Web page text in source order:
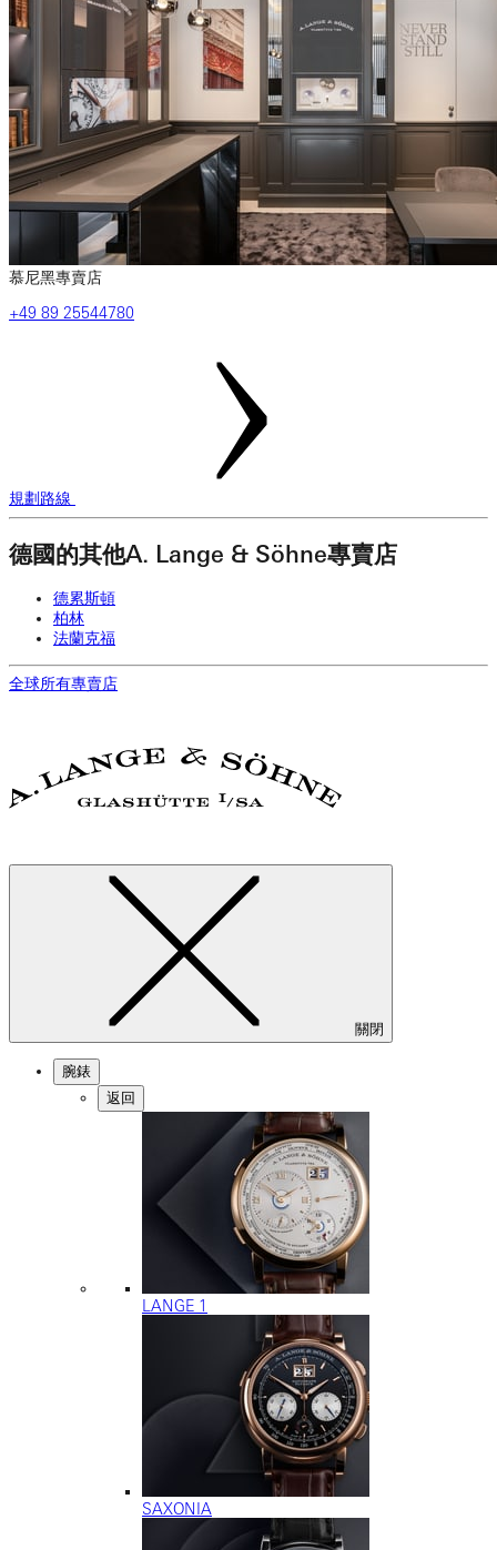
慕尼黑專賣店
‎+49‎ 89‎ 25544780
規劃路線
德國的其他A. Lange & Söhne專賣店
德累斯頓
柏林
法蘭克福
全球所有專賣店
關閉
腕錶
返回
LANGE 1
SAXONIA